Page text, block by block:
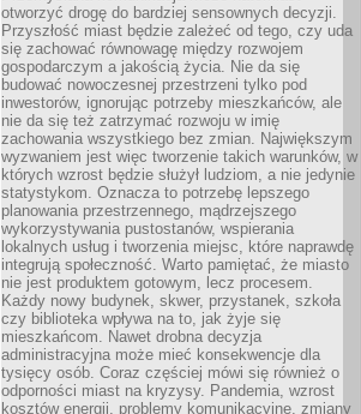
otworzyć drogę do bardziej sensownych decyzji.
Przyszłość miast będzie zależeć od tego, czy uda
się zachować równowagę między rozwojem
gospodarczym a jakością życia. Nie da się
budować nowoczesnej przestrzeni tylko pod
inwestorów, ignorując potrzeby mieszkańców, ale
nie da się też zatrzymać rozwoju w imię
zachowania wszystkiego bez zmian. Największym
wyzwaniem jest więc tworzenie takich warunków, w
których wzrost będzie służył ludziom, a nie jedynie
statystykom. Oznacza to potrzebę lepszego
planowania przestrzennego, mądrzejszego
wykorzystywania pustostanów, wspierania
lokalnych usług i tworzenia miejsc, które naprawdę
integrują społeczność. Warto pamiętać, że miasto
nie jest produktem gotowym, lecz procesem.
Każdy nowy budynek, skwer, przystanek, szkoła
czy biblioteka wpływa na to, jak żyje się
mieszkańcom. Nawet drobna decyzja
administracyjna może mieć konsekwencje dla
tysięcy osób. Coraz częściej mówi się również o
odporności miast na kryzysy. Pandemia, wzrost
kosztów energii, problemy komunikacyjne, zmiany